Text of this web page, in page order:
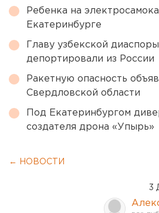
Ребенка на
Екатеринбурге
Главу узбекской
депортировали из России
Ракетную опасность
Свердловской области
Под Екатеринбургом
создателя дрона «Упырь»
← НОВОСТИ
3